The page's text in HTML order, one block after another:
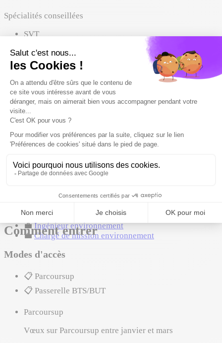
Spécialités conseillées
SVT
Physique-Chimie
Histoire-Géographie-Géopolitique-Sciences Politiques
Où ça mène
Cette formation peut mener à ces métiers. Liste non
exhaustive.
💼 Économiste circulaire / Éco-concepteur
💼 Responsable RSE
💼 Chargé de mission transition écologique
💼 Consultant bilan carbone / RSE
💼 Médiateur énergie / Conseiller FAIRE
💼 Ingénieur environnement
💼 Chargé de mission environnement
Comment entrer
Modes d'accès
📋 Parcoursup
📋 Passerelle BTS/BUT
Parcoursup
Vœux sur Parcoursup entre janvier et mars